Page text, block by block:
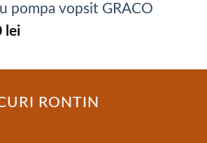
pompa vopsit GRACO
lei
RONTIN